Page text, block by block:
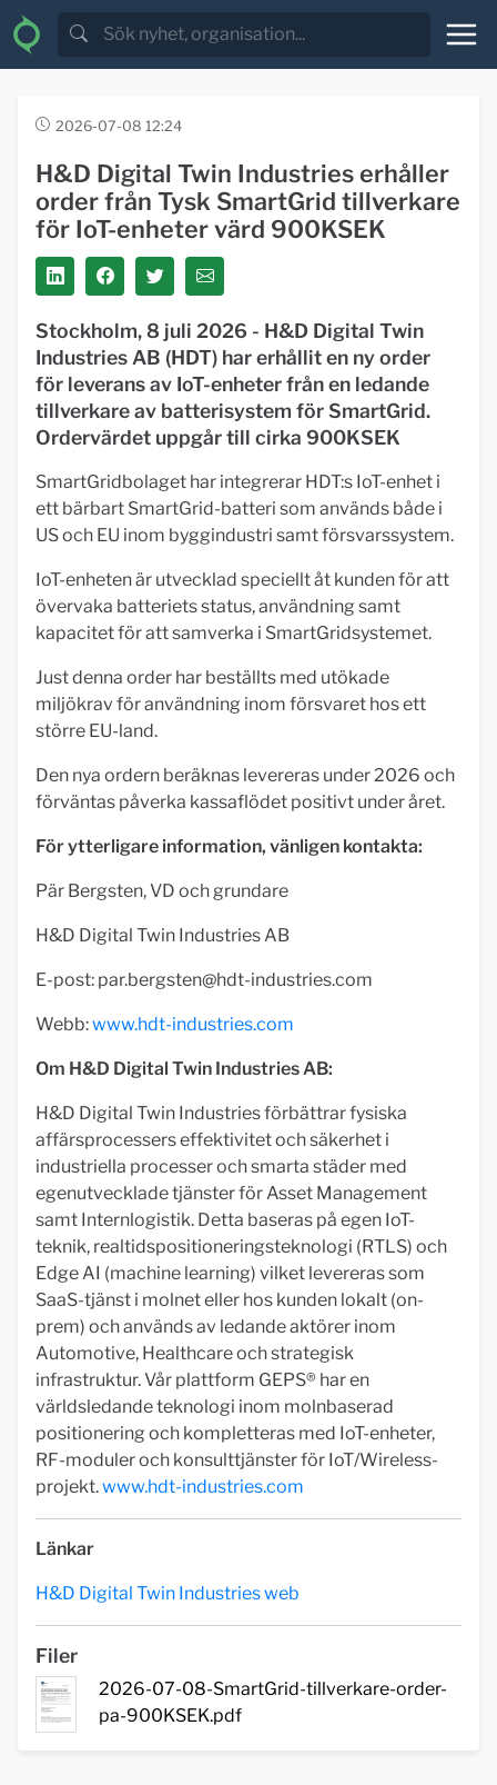
2026-07-08 12:24
H&D Digital Twin Industries erhåller
order från Tysk SmartGrid tillverkare
för IoT-enheter värd 900KSEK
Stockholm, 8 juli 2026 - H&D Digital Twin
Industries AB (HDT) har erhållit en ny order
för leverans av IoT-enheter från en ledande
tillverkare av batterisystem för SmartGrid.
Ordervärdet uppgår till cirka 900KSEK
SmartGridbolaget har integrerar HDT:s IoT-enhet i
ett bärbart SmartGrid-batteri som används både i
US och EU inom byggindustri samt försvarssystem.
IoT-enheten är utvecklad speciellt åt kunden för att
övervaka batteriets status, användning samt
kapacitet för att samverka i SmartGridsystemet.
Just denna order har beställts med utökade
miljökrav för användning inom försvaret hos ett
större EU-land.
Den nya ordern beräknas levereras under 2026 och
förväntas påverka kassaflödet positivt under året.
För ytterligare information, vänligen kontakta:
Pär Bergsten, VD och grundare
H&D Digital Twin Industries AB
E-post: par.bergsten@hdt-industries.com
Webb:www.hdt-industries.com
Om H&D Digital Twin Industries AB:
H&D Digital Twin Industries förbättrar fysiska
affärsprocessers effektivitet och säkerhet i
industriella processer och smarta städer med
egenutvecklade tjänster för Asset Management
samt Internlogistik. Detta baseras på egen IoT-
teknik, realtidspositioneringsteknologi (RTLS) och
Edge AI (machine learning) vilket levereras som
SaaS-tjänst i molnet eller hos kunden lokalt (on-
prem) och används av ledande aktörer inom
Automotive, Healthcare och strategisk
infrastruktur. Vår plattform GEPS® har en
världsledande teknologi inom molnbaserad
positionering och kompletteras med IoT-enheter,
RF-moduler och konsulttjänster för IoT/Wireless-
projekt.www.hdt-industries.com
Länkar
H&D Digital Twin Industries web
Filer
2026-07-08-SmartGrid-tillverkare-order-
pa-900KSEK.pdf